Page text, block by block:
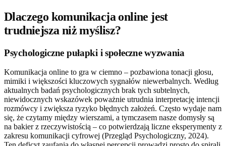
Dlaczego komunikacja online jest
trudniejsza niż myślisz?
Psychologiczne pułapki i społeczne wyzwania
Komunikacja online to gra w ciemno – pozbawiona tonacji głosu,
mimiki i większości kluczowych sygnałów niewerbalnych. Według
aktualnych badań psychologicznych brak tych subtelnych,
niewidocznych wskazówek poważnie utrudnia interpretację intencji
rozmówcy i zwiększa ryzyko błędnych założeń. Często wydaje nam
się, że czytamy między wierszami, a tymczasem nasze domysły są
na bakier z rzeczywistością – co potwierdzają liczne eksperymenty z
zakresu komunikacji cyfrowej (Przegląd Psychologiczny, 2024).